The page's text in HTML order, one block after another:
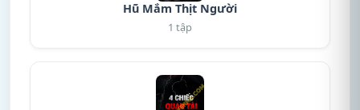
Hũ Mắm Thịt Người
1 tập